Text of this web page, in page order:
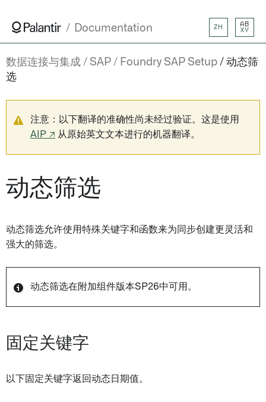
Documentation ZH
AB
XY
数据连接与集成 SAP Foundry SAP Setup
动态筛
选
注意：以下翻译的准确性尚未经过验证。这是使用
AIP ↗ 从原始英文文本进行的机器翻译。
动态筛选
动态筛选允许使用特殊关键字和函数来为同步创建更灵活和
强大的筛选。
动态筛选在附加组件版本SP26中可用。
固定关键字
以下固定关键字返回动态日期值。